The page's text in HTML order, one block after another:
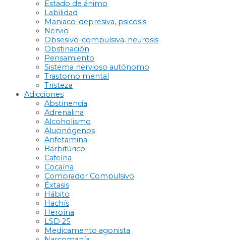
Estado de ánimo
Labilidad
Maniaco-depresiva, psicosis
Nervio
Obsesivo-compulsiva, neurosis
Obstinación
Pensamiento
Sistema nervioso autónomo
Trastorno mental
Tristeza
Adicciones
Abstinencia
Adrenalina
Alcoholismo
Alucinógenos
Anfetamina
Barbitúrico
Cafeína
Cocaína
Comprador Compulsivo
Éxtasis
Hábito
Hachís
Heroína
LSD 25
Medicamento agonista